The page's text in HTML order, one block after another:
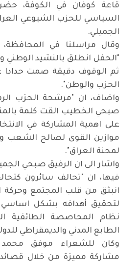
قاعة كوفان في الكوفة،
السياسي للحزب الشيوعي
الجميلي.
وقال مراسلنا في
"الحفل انطلق بالنشيد الوطني
ثم الوقوف دقيقة صمت حدادا
الحزب والوطن".
واضاف، ان "مرشحة الحزب
صبحي الخطيب القت كلمة
على اهمية المشاركة في
موازين القوى لصالح الشعب
لمحنة العراق".
واشار الى ان الرفيق صبحي
فيها، ان "تحالف سائرون
انبثق من قلب المجتمع وحركة
لتحقيق أهدافه بشكل
نظام المحاصصة الطائفية
الطابع المدني والديمقراطي
وكان للشعراء موفق محمد
مشاركة مميزة من خلال